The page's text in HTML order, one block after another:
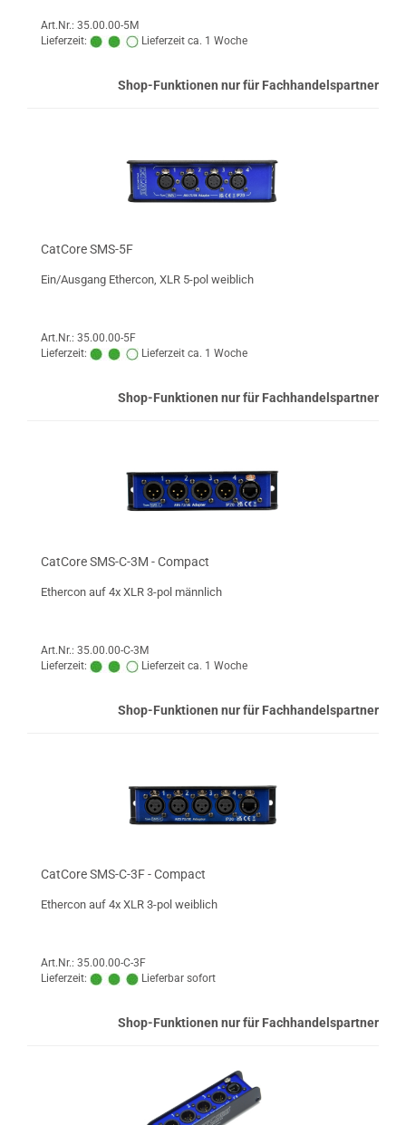
Art.Nr.: 35.00.00-5M
Lieferzeit:
Lieferzeit ca. 1 Woche
Shop-Funktionen nur für Fachhandelspartner
CatCore SMS-5F
Ein/Ausgang Ethercon, XLR 5-pol weiblich
Art.Nr.: 35.00.00-5F
Lieferzeit:
Lieferzeit ca. 1 Woche
Shop-Funktionen nur für Fachhandelspartner
CatCore SMS-C-3M - Compact
Ethercon auf 4x XLR 3-pol männlich
Art.Nr.: 35.00.00-C-3M
Lieferzeit:
Lieferzeit ca. 1 Woche
Shop-Funktionen nur für Fachhandelspartner
CatCore SMS-C-3F - Compact
Ethercon auf 4x XLR 3-pol weiblich
Art.Nr.: 35.00.00-C-3F
Lieferzeit:
Lieferbar sofort
Shop-Funktionen nur für Fachhandelspartner